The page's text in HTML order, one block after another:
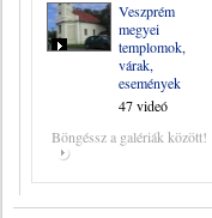
Veszprém
megyei
templomok,
várak,
események
47 videó
Böngéssz a galériák között!